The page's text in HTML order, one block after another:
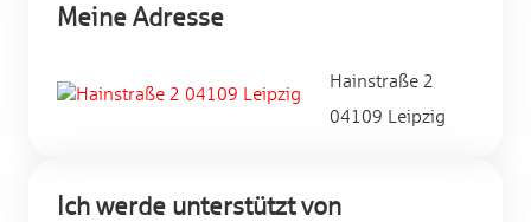
Meine Adresse
Hainstraße 2
04109 Leipzig
Ich werde unterstützt von